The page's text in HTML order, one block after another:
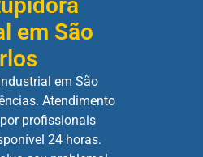
em São
em São
Atendimento
profissionais
24 horas.